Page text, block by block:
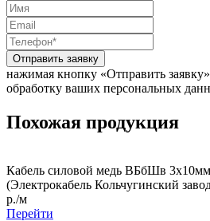
Отправить заявку
нажимая кнопку «Отправить
обработку ваших персональных
Похожая продукция
Кабель силовой медь ВБбШв
(Электрокабель Кольчугинский
р./м
Перейти